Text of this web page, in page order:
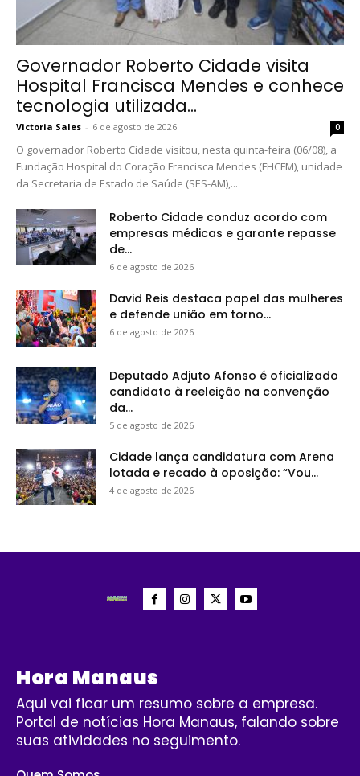
Governador Roberto Cidade visita
Hospital Francisca Mendes e conhece
tecnologia utilizada...
Victoria Sales - 6 de agosto de 2026 0
O governador Roberto Cidade visitou, nesta quinta-feira (06/08), a
Fundação Hospital do Coração Francisca Mendes (FHCFM), unidade
da Secretaria de Estado de Saúde (SES-AM),...
Roberto Cidade conduz acordo com
empresas médicas e garante repasse
de...
6 de agosto de 2026
David Reis destaca papel das mulheres
e defende união em torno...
6 de agosto de 2026
Deputado Adjuto Afonso é oficializado
candidato à reeleição na convenção
da...
5 de agosto de 2026
Cidade lança candidatura com Arena
lotada e recado à oposição: “Vou...
4 de agosto de 2026
Hora Manaus
Aqui vai ficar um resumo sobre a empresa.
Portal de notícias Hora Manaus, falando sobre
suas atividades no seguimento.